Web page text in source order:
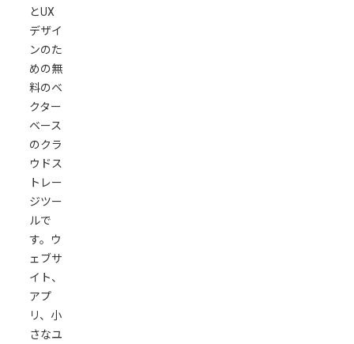
とUX
デザイ
ンのた
めの無
料のベ
クター
ベース
のクラ
ウドス
トレー
ジツー
ルで
す。ウ
ェブサ
イト、
アプ
リ、小
さなユ